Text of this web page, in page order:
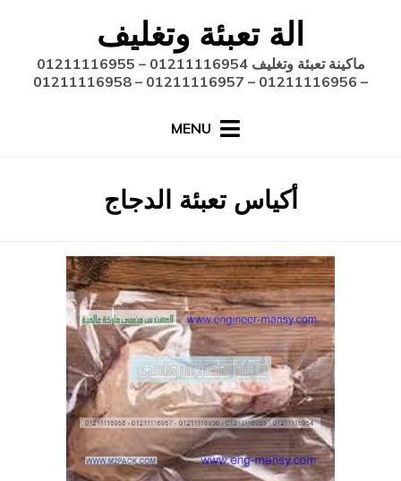
content
الة تعبئة وتغليف
ماكينة تعبئة وتغليف 01211116954 – 01211116955
– 01211116956 – 01211116957 – 01211116958
MENU
الوسم
:
أكياس تعبئة الدجاج